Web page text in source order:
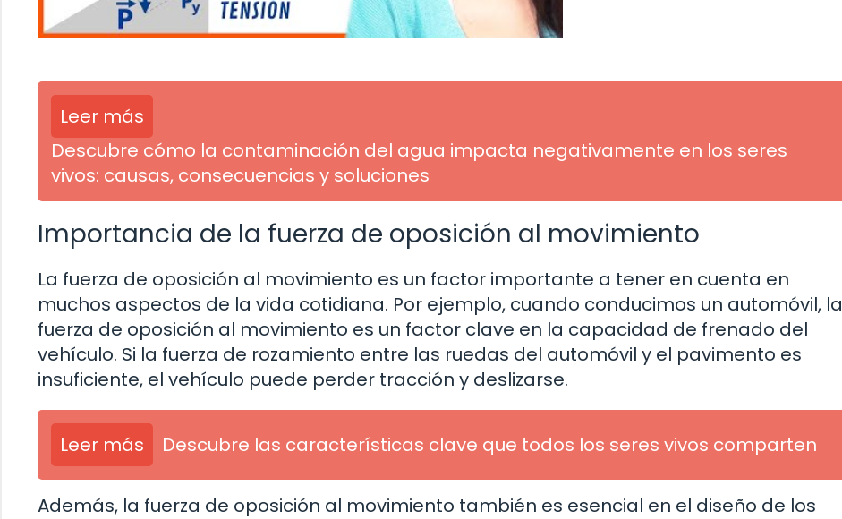
Leer más
Descubre cómo la contaminación del agua impacta negativamente en los seres
vivos: causas, consecuencias y soluciones
Importancia de la fuerza de oposición al movimiento
La fuerza de oposición al movimiento es un factor importante a tener en cuenta en
muchos aspectos de la vida cotidiana. Por ejemplo, cuando conducimos un automóvil, la
fuerza de oposición al movimiento es un factor clave en la capacidad de frenado del
vehículo. Si la fuerza de rozamiento entre las ruedas del automóvil y el pavimento es
insuficiente, el vehículo puede perder tracción y deslizarse.
Leer más Descubre las características clave que todos los seres vivos comparten
Además, la fuerza de oposición al movimiento también es esencial en el diseño de los